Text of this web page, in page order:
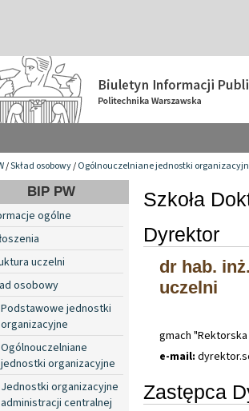
/Skład osobowy/Ogólnouczelniane jednostki
BIP PW
ogólne
uczelni
osobowy
Podstawowe jednostki
organizacyjne
Ogólnouczelniane
jednostki organizacyjne
Jednostki organizacyjne
administracji centralnej
Szkoła
Dyrektor
dr hab.
uczelni
gmach "Rektorska
e-mail: dyrektor.
Zastępca